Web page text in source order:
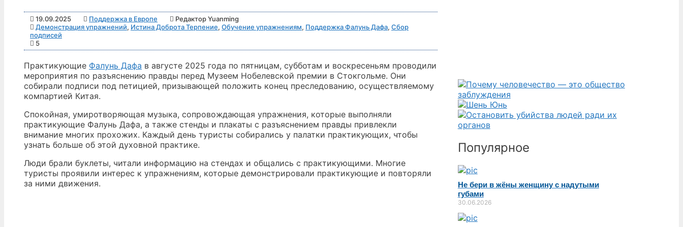
19.09.2025 Поддержка в Европе
Редактор Yuanming
Демонстрация упражнений, Истина Доброта Терпение, Обучение упражнениям, Поддержка Фалунь Дафа, Сбор
подписей
5
Практикующие Фалунь Дафа в августе 2025 года по пятницам, субботам и воскресеньям проводили
мероприятия по разъяснению правды перед Музеем Нобелевской премии в Стокгольме. Они
собирали подписи под петицией, призывающей положить конец преследованию, осуществляемому
компартией Китая.
Спокойная, умиротворяющая музыка, сопровождающая упражнения, которые выполняли
практикующие Фалунь Дафа, а также стенды и плакаты с разъяснением правды привлекли
внимание многих прохожих. Каждый день туристы собирались у палатки практикующих, чтобы
узнать больше об этой духовной практике.
Люди брали буклеты, читали информацию на стендах и общались с практикующими. Многие
туристы проявили интерес к упражнениям, которые демонстрировали практикующие и повторяли
за ними движения.
Популярное
Не бери в жёны женщину с надутыми
губами
30.06.2026